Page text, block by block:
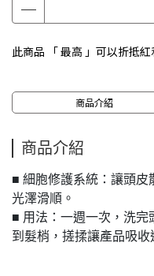
此商品 「 最高 」可以折抵紅
商品介紹
商品介紹
■ 細胞修護系統：讓頭皮
光澤滑順。
■ 用法：一週一次，洗完
到髮梢，搓揉讓產品吸收